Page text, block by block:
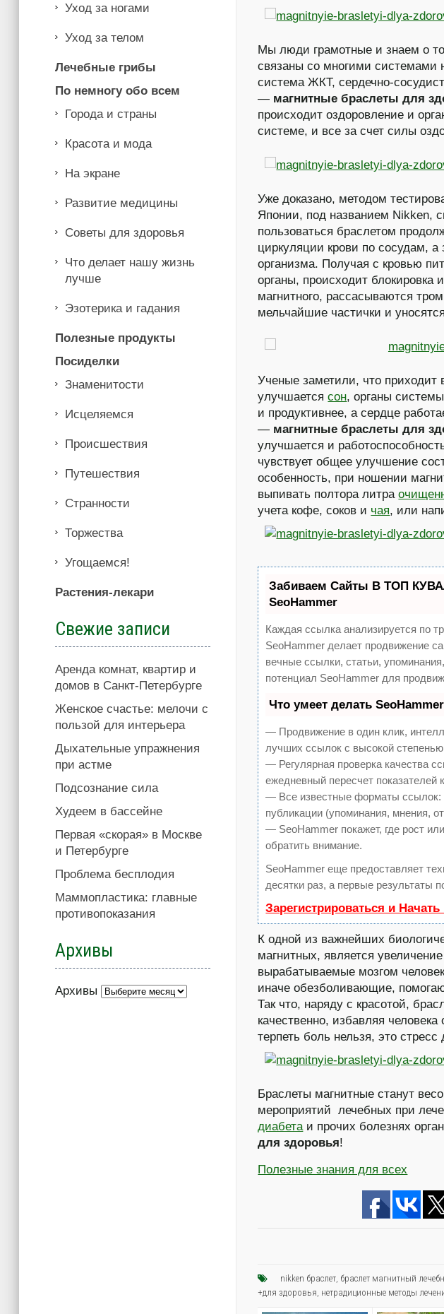
Мы люди грамотные и знаем о
связаны со многими системами
система ЖКТ, сердечно-
— магнитные браслеты для
происходит оздоровление и
системе, и все за счет силы
Уже доказано, методом
Японии, под названием Nikken,
пользоваться браслетом
циркуляции крови по сосудам, а
организма. Получая с кровью
органы, происходит блокировка
магнитного, рассасываются
мельчайшие частички и
Ученые заметили, что приходит
улучшаетсясон, органы
и продуктивнее, а сердце
— магнитные браслеты для
улучшается и
чувствует общее улучшение
особенность, при ношении
выпивать полтора литра
учета кофе, соков и чая, или
Забиваем Сайты В ТОП
SeoHammer
Каждая ссылка анализируется по
SeoHammer делает продвижение
вечные ссылки, статьи,
потенциал SeoHammer для
Что умеет делать SeoHammer
— Продвижение в один клик,
лучших ссылок с высокой
— Регулярная проверка качества
ежедневный пересчет показателей
— Все известные форматы
публикации (упоминания, мнения,
— SeoHammer покажет, где рост
обратить внимание.
SeoHammer еще предоставляет
десятки раз, а первые результаты
Зарегистрироваться и
К одной из важнейших
магнитных, является
вырабатываемые мозгом
иначе обезболивающие,
Так что, наряду с красотой,
качественно, избавляя человека
терпеть боль нельзя, это стресс
Браслеты магнитные станут
мероприятий лечебных при
диабета и прочих болезнях
для здоровья!
Полезные знания для всех
nikken браслет браслет магнитный
+для здоровья нетрадиционные методы
Уход за ногами
Уход за телом
Лечебные грибы
По немногу обо всем
Города и страны
Красота и мода
На экране
Развитие медицины
Советы для здоровья
Что делает нашу жизнь
лучше
Эзотерика и гадания
Полезные продукты
Посиделки
Знаменитости
Иcцеляемся
Происшествия
Путешествия
Странности
Торжества
Угощаемся!
Растения-лекари
Свежие записи
Аренда комнат, квартир и
домов в Санкт-Петербурге
Женское счастье: мелочи с
пользой для интерьера
Дыхательные упражнения
при астме
Подсознание сила
Худеем в бассейне
Первая «скорая» в Москве
и Петербурге
Проблема бесплодия
Маммопластика: главные
противопоказания
Архивы
Архивы